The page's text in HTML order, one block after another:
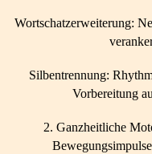
Wortschatzerweiterung:
Silbentrennung:
Vorbereitung
2. Ganzheitliche